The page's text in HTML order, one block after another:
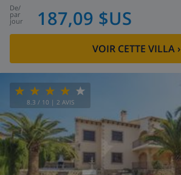
de/
par
jour 187,09 $US
VOIR CETTE VILLA›
8.3 / 10 | 2 AVIS